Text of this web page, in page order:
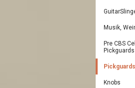
Musik,
Pre CBS
Pickguards
Pickguards
Knobs